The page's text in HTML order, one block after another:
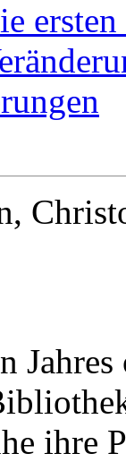
Jahres
ihre